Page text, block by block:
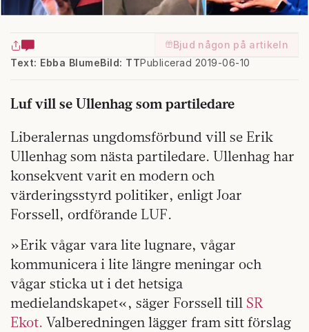
Bjud någon på artikeln
Text: Ebba Blume
Publicerad 2019-06-10
Bild: TT
Luf vill se Ullenhag som partiledare
Liberalernas ungdomsförbund vill se Erik
Ullenhag som nästa partiledare. Ullenhag har
konsekvent varit en modern och
värderingsstyrd politiker, enligt Joar
Forssell, ordförande LUF.
»Erik vågar vara lite lugnare, vågar
kommunicera i lite längre meningar och
vågar sticka ut i det hetsiga
medielandskapet«, säger Forssell till SR
Ekot. Valberedningen lägger fram sitt förslag